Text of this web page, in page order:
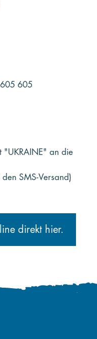
605
"UKRAINE" an die
SMS-Versand)
direkt hier.